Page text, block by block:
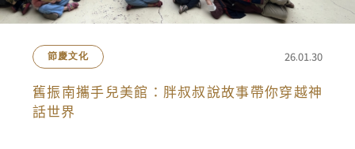
節慶文化 26.01.30
舊振南攜手兒美館：胖叔叔說故事帶你穿越神
話世界